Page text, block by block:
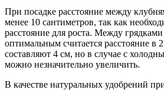
При посадке расстояние между
менее 10 сантиметров, так как
расстояние для роста. Между
оптимальным считается расстояние в
составляют 4 см, но в случае с
можно незначительно увеличить.
В качестве натуральных удобрений